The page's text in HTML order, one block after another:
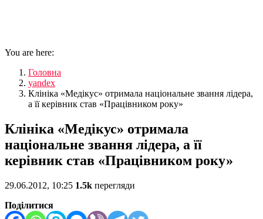
You are here:
Головна
yandex
Клініка «Медікус» отримала національне звання лідера,
а її керівник став «Працівником року»
Клініка «Медікус» отримала
національне звання лідера, а її
керівник став «Працівником року»
29.06.2012, 10:25 1.5k перегляди
Поділитися